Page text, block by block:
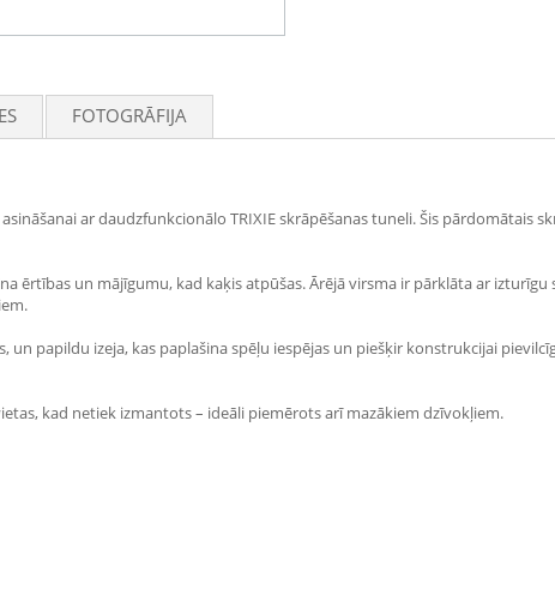
FOTOGRĀFIJA
ar daudzfunkcionālo TRIXIE skrāpēšanas tuneli. Šis pārdomātais
ērtības un mājīgumu, kad kaķis atpūšas. Ārējā virsma ir pārklāta ar izturīgu
un papildu izeja, kas paplašina spēļu iespējas un piešķir konstrukcijai
kad netiek izmantots – ideāli piemērots arī mazākiem dzīvokļiem.